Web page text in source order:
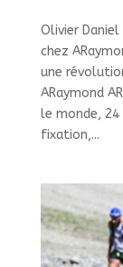
Olivier
chez
une
ARaymond
le monde, 24
fixation,...